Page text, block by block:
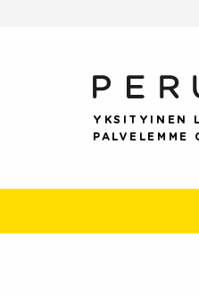
YKSITYINEN
PALVELEMME